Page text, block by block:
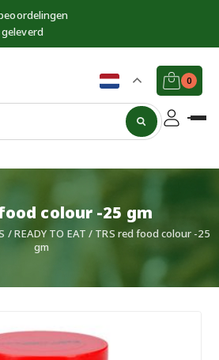
0
colour -25 gm
/READY TO EAT / TRS red food colour -25
gm